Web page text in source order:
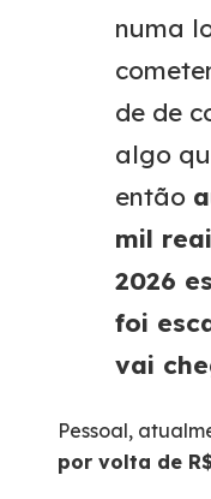
numa
de de
algo
então
mil
2026
foi
vai
Pessoal,
por volta de